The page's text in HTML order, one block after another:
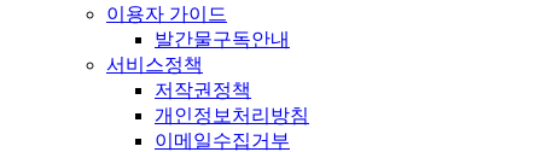
이용자 가이드
발간물구독안내
서비스정책
저작권정책
개인정보처리방침
이메일수집거부